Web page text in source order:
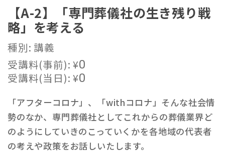
【A-2】「専門葬儀社の生き残り戦
略」を考える
種別: 講義
受講料(事前):¥0
受講料(当日):¥0
「アフターコロナ」、「withコロナ」そんな社会情
勢のなか、専門葬儀社としてこれからの葬儀業界ど
のようにしていきのこっていくかを各地域の代表者
の考えや政策をお話しいたします。